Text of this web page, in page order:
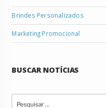
Brindes Personalizados
Marketing Promocional
BUSCAR NOTÍCIAS
por: